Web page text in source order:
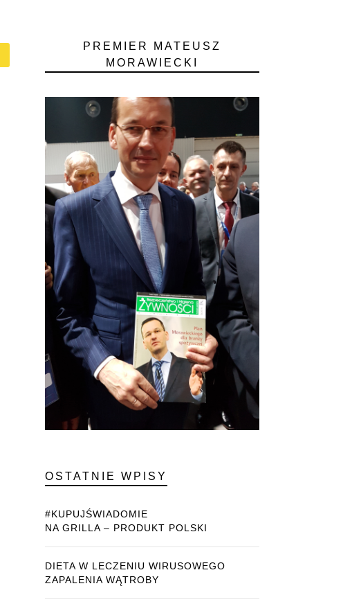
PREMIER MATEUSZ
MORAWIECKI
OSTATNIE WPISY
#KUPUJŚWIADOMIE
NA GRILLA – PRODUKT POLSKI
DIETA W LECZENIU WIRUSOWEGO
ZAPALENIA WĄTROBY